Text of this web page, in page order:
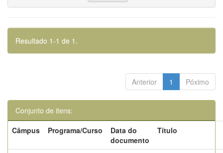
Resultado 1-1 de 1.
Anterior 1 Póximo
Conjunto de itens:
Câmpus
Programa/Curso
Data do
documento
Título